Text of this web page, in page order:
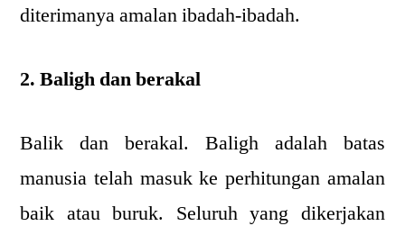
diterimanya amalan ibadah-ibadah.
2. Baligh dan berakal
Balik dan berakal. Baligh adalah batas
manusia telah masuk ke perhitungan amalan
baik atau buruk. Seluruh yang dikerjakan